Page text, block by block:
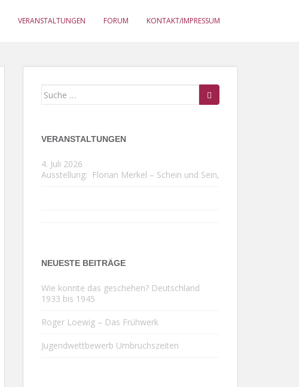
VERANSTALTUNGEN FORUM KONTAKT/IMPRESSUM
Suche
VERANSTALTUNGEN
4. Juli 2026
Ausstellung: Florian Merkel – Schein und Sein,
NEUESTE BEITRÄGE
Wie konnte das geschehen? Deutschland
1933 bis 1945
Roger Loewig – Das Frühwerk
Jugendwettbewerb Umbruchszeiten